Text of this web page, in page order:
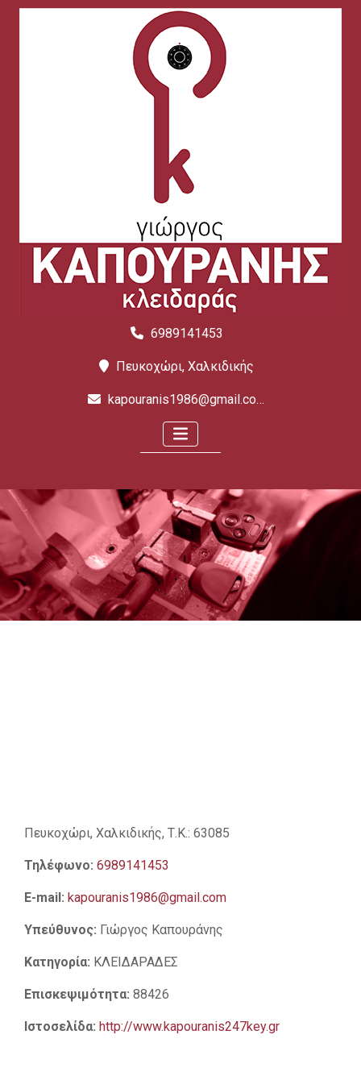
6989141453
Πευκοχώρι, Χαλκιδικής
kapouranis1986@gmail.com
Πευκοχώρι, Χαλκιδικής, Τ.Κ.: 63085
Τηλέφωνο: 6989141453
E-mail: kapouranis1986@gmail.com
Υπεύθυνος: Γιώργος Καπουράνης
Κατηγορία: ΚΛΕΙΔΑΡΑΔΕΣ
Επισκεψιμότητα: 88426
Ιστοσελίδα: http://www.kapouranis247key.gr